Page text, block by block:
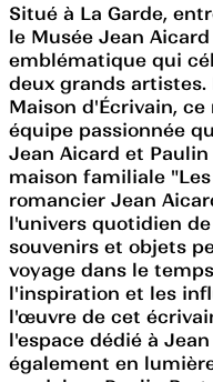
Situé à La Garde,
le Musée Jean
emblématique qui
deux grands artistes.
Maison d'Écrivain,
équipe passionnée
Jean Aicard et
maison familiale
romancier Jean
l'univers quotidien
souvenirs et objets
voyage dans le
l'inspiration et les
l'œuvre de cet
l'espace dédié à
également en